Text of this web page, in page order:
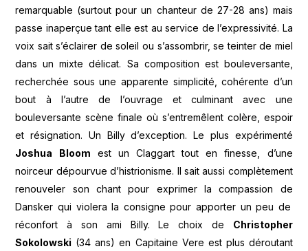
remarquable (surtout pour un chanteur de 27-28 ans) mais
passe inaperçue tant elle est au service de l’expressivité. La
voix sait s’éclairer de soleil ou s’assombrir, se teinter de miel
dans un mixte délicat. Sa composition est bouleversante,
recherchée sous une apparente simplicité, cohérente d’un
bout à l’autre de l’ouvrage et culminant avec une
bouleversante scènefinale où s’entremêlent colère, espoir
et résignation. Un Billy d’exception. Le plus expérimenté
Joshua Bloom est un Claggart tout en finesse, d’une
noirceur dépourvue d’histrionisme. Il sait aussi complètement
renouveler son chant pour exprimer la compassion de
Dansker qui violera la consigne pour apporter un peu de
réconfort à son ami Billy. Le choix de Christopher
Sokolowski (34 ans) en Capitaine Vere est plus déroutant